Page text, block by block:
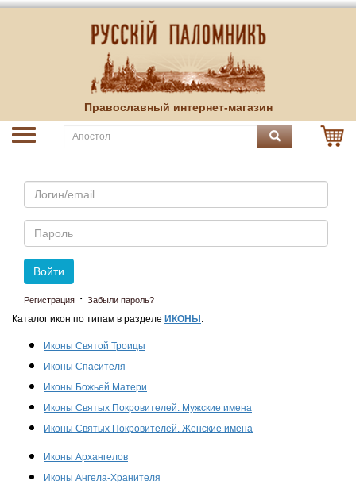
Православный интернет-магазин
Email
Пароль
Войти
Регистрация · Забыли пароль?
Каталог икон по типам в разделе ИКОНЫ :
Иконы Святой Троицы
Иконы Спасителя
Иконы Божьей Матери
Иконы Святых Покровителей. Мужские имена
Иконы Святых Покровителей. Женские имена
Иконы Архангелов
Иконы Ангела-Хранителя